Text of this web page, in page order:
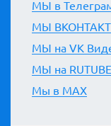
МЫ в
МЫ
МЫ на VK
МЫ на RUTUBE
Мы в MAX